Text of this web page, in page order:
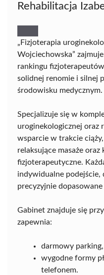
Rehabilitacja
„Fizjoterapia
Wojciechowska”
rankingu
solidnej renomie i silnej
środowisku medycznym.
Specjalizuje się w
uroginekologicznej oraz
wsparcie w trakcie
relaksujące masaże oraz
fizjoterapeutyczne.
indywidualne podejście,
precyzyjnie
Gabinet znajduje się
zapewnia:
darmowy parking,
wygodne formy
telefonem.